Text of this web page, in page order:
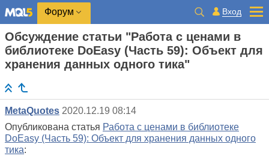
Форум Вход
Обсуждение статьи "Работа с ценами в
библиотеке DoEasy (Часть 59): Объект для
хранения данных одного тика"
MetaQuotes 2020.12.19 08:14
Опубликована статья Работа с ценами в библиотеке
DoEasy (Часть 59): Объект для хранения данных одного
тика: